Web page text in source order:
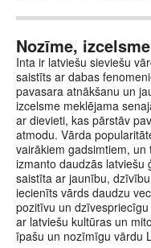
Nozīme,
Inta ir latviešu sieviešu
saistīts ar dabas
pavasara atnākšanu un
izcelsme meklējama
ar dievieti, kas pārstāv
atmodu. Vārda
vairākiem gadsimtiem,
izmanto daudzās latviešu
saistīta ar jaunību,
iecienīts vārds daudzu
pozitīvu un
ar latviešu kultūras un
īpašu un nozīmīgu vārdu